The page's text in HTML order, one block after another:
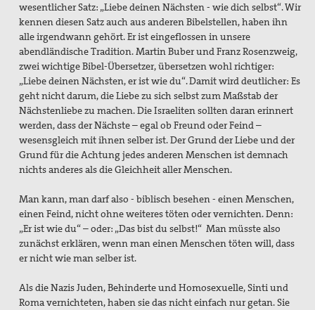
wesentlicher Satz: „Liebe deinen Nächsten - wie dich selbst“. Wir
kennen diesen Satz auch aus anderen Bibelstellen, haben ihn
alle irgendwann gehört. Er ist eingeflossen in unsere
abendländische Tradition. Martin Buber und Franz Rosenzweig,
zwei wichtige Bibel-Übersetzer, übersetzen wohl richtiger:
„Liebe deinen Nächsten, er ist wie du“. Damit wird deutlicher: Es
geht nicht darum, die Liebe zu sich selbst zum Maßstab der
Nächstenliebe zu machen. Die Israeliten sollten daran erinnert
werden, dass der Nächste – egal ob Freund oder Feind –
wesensgleich mit ihnen selber ist. Der Grund der Liebe und der
Grund für die Achtung jedes anderen Menschen ist demnach
nichts anderes als die Gleichheit aller Menschen.
Man kann, man darf also - biblisch besehen - einen Menschen,
einen Feind, nicht ohne weiteres töten oder vernichten. Denn:
„Er ist wie du“ – oder: „Das bist du selbst!“ Man müsste also
zunächst erklären, wenn man einen Menschen töten will, dass
er nicht wie man selber ist.
Als die Nazis Juden, Behinderte und Homosexuelle, Sinti und
Roma vernichteten, haben sie das nicht einfach nur getan. Sie